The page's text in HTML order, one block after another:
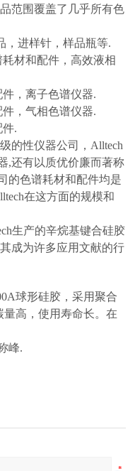
范围覆盖了几乎所有色
，进样针，样品瓶等.
材和配件，高效液相
，离子色谱仪器.
，气相色谱仪器.
.
的性仪器公司，Alltech
,还有以质优价廉而著称
的色谱耗材和配件均是
在这方面的规模和
生产的辛烷基键合硅胶
成为许多应用文献的行
球形硅胶，采用聚合
高，使用寿命长。在
峰.